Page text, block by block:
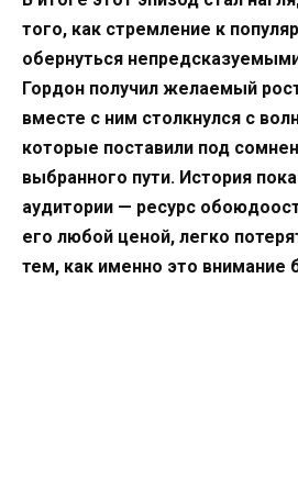
того, как стремление к
обернуться
Гордон получил желаемый
вместе с ним столкнулся с
которые поставили под
выбранного пути. История
аудитории — ресурс
его любой ценой, легко
тем, как именно это внимание